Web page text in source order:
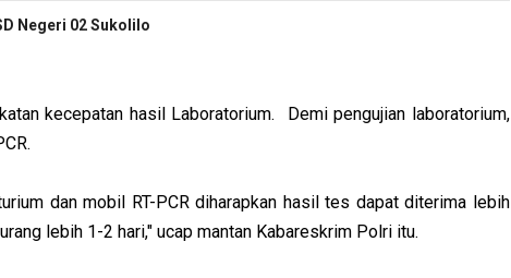
Negeri 02 Sukolilo
kecepatan hasil Laboratorium.
Demi pengujian laboratorium,
dan mobil RT-PCR diharapkan hasil tes dapat diterima lebih
lebih 1-2 hari," ucap mantan Kabareskrim Polri itu.